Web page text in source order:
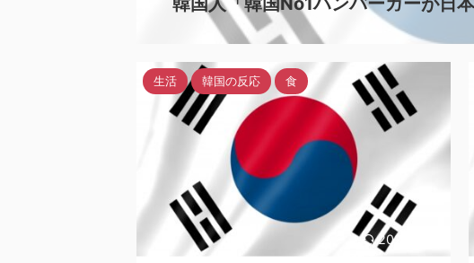
2023/11/8
生活 韓国の反応 食